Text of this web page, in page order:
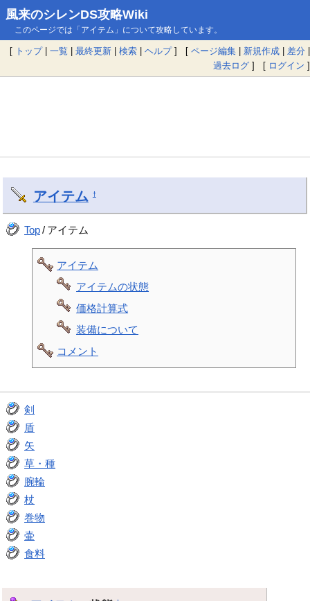
風来のシレンDS攻略Wiki
このページでは「アイテム」について攻略しています。
[ トップ| 一覧 | 最終更新 | 検索 | ヘルプ] [ ページ編集 | 新規作成 | 差分 |
過去ログ ] [ ログイン ]
アイテム †
Top/ アイテム
アイテム
アイテムの状態
価格計算式
装備について
コメント
剣
盾
矢
草・種
腕輪
杖
巻物
壷
食料